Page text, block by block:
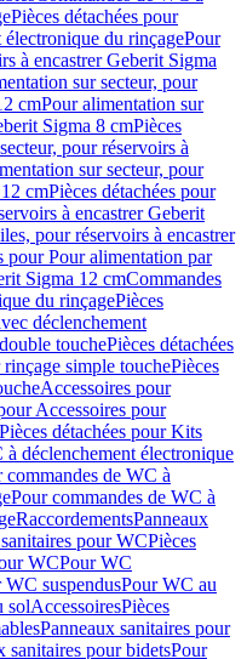
Pièces détachées pour
du rinçagePour
à encastrer Geberit Sigma
sur secteur, pour
cmPour alimentation sur
Sigma 8 cmPièces
pour réservoirs à
sur secteur, pour
cmPièces détachées pour
à encastrer Geberit
pour réservoirs à encastrer
pour Pour alimentation par
Sigma 12 cmCommandes
du rinçagePièces
déclenchement
touchePièces détachées
rinçage simple touchePièces
Accessoires pour
Accessoires pour
Pièces détachées pour Kits
déclenchement électronique
commandes de WC à
Pour commandes de WC à
RaccordementsPanneaux
pour WCPièces
WCPour WC
WC suspendusPour WC au
solAccessoiresPièces
Panneaux sanitaires pour
sanitaires pour bidetsPour